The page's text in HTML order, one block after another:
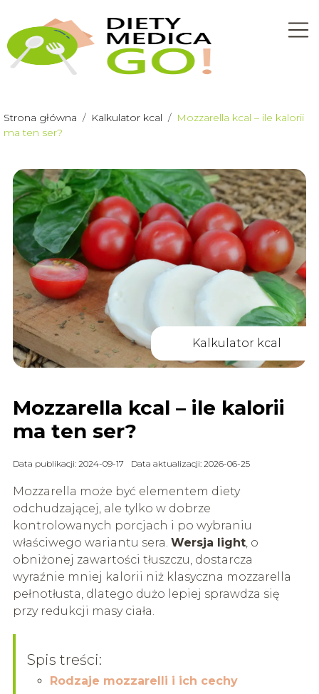
Strona główna / Kalkulator kcal / Mozzarella kcal – ile kalorii
ma ten ser?
Kalkulator kcal
Mozzarella kcal – ile kalorii
ma ten ser?
Data publikacji: 2024-09-17 Data aktualizacji: 2026-06-25
Mozzarella może być elementem diety
odchudzającej, ale tylko w dobrze
kontrolowanych porcjach i po wybraniu
właściwego wariantu sera. Wersja light, o
obniżonej zawartości tłuszczu, dostarcza
wyraźnie mniej kalorii niż klasyczna mozzarella
pełnotłusta, dlatego dużo lepiej sprawdza się
przy redukcji masy ciała.
Spis treści:
Rodzaje mozzarelli i ich cechy